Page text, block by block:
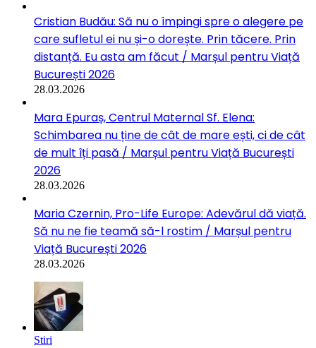
Cristian Budău: Să nu o împingi spre o alegere pe
care sufletul ei nu și-o dorește. Prin tăcere. Prin
distanță. Eu asta am făcut / Marșul pentru Viață
București 2026
28.03.2026
Mara Epuraș, Centrul Maternal Sf. Elena:
Schimbarea nu ține de cât de mare ești, ci de cât
de mult îți pasă / Marșul pentru Viață București
2026
28.03.2026
Maria Czernin, Pro-Life Europe: Adevărul dă viață.
Să nu ne fie teamă să-l rostim / Marșul pentru
Viață București 2026
28.03.2026
Stiri